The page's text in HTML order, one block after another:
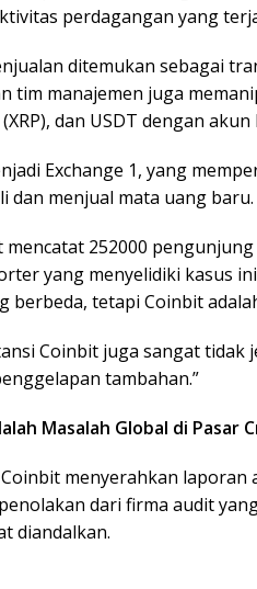
perdagangan yang
ditemukan sebagai
tim manajemen juga
dan USDT dengan akun
Exchange 1, yang
dan menjual mata uang baru.
mencatat 252000
yang menyelidiki kasus
berbeda, tetapi Coinbit
Coinbit juga sangat tidak
tambahan.”
Masalah Global di Pasar
menyerahkan laporan
dari firma audit
diandalkan.